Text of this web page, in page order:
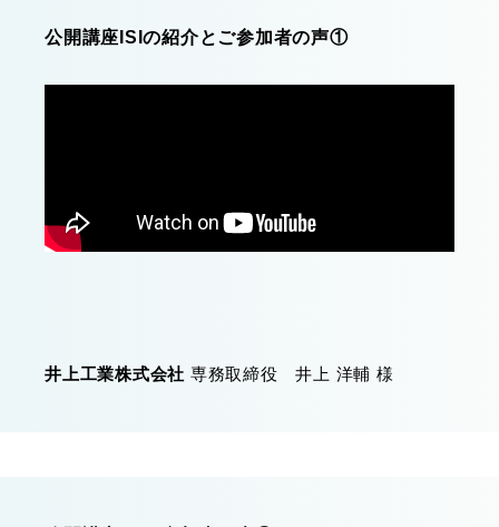
公開講座ISIの紹介とご参加者の声①
井上工業株式会社 専務取締役 井上 洋輔 様